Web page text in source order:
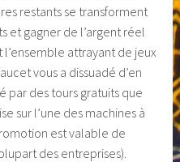
restants se transforment
et gagner de l’argent réel
l’ensemble attrayant de jeux
vous a dissuadé d’en
par des tours gratuits que
sur l’une des machines à
est valable de
des entreprises).